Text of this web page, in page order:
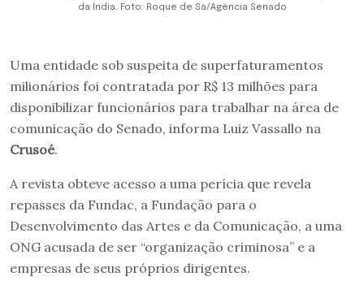
da Índia. Foto: Roque de Sá/Agência Senado
Uma entidade sob suspeita de superfaturamentos
milionários foi contratada por R$ 13 milhões para
disponibilizar funcionários para trabalhar na área de
comunicação do Senado, informa Luiz Vassallo na
Crusoé.
A revista obteve acesso a uma perícia que revela
repasses da Fundac, a Fundação para o
Desenvolvimento das Artes e da Comunicação, a uma
ONG acusada de ser “organização criminosa” e a
empresas de seus próprios dirigentes.